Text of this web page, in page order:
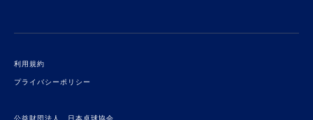
利用規約
プライバシーポリシー
公益財団法人 日本卓球協会